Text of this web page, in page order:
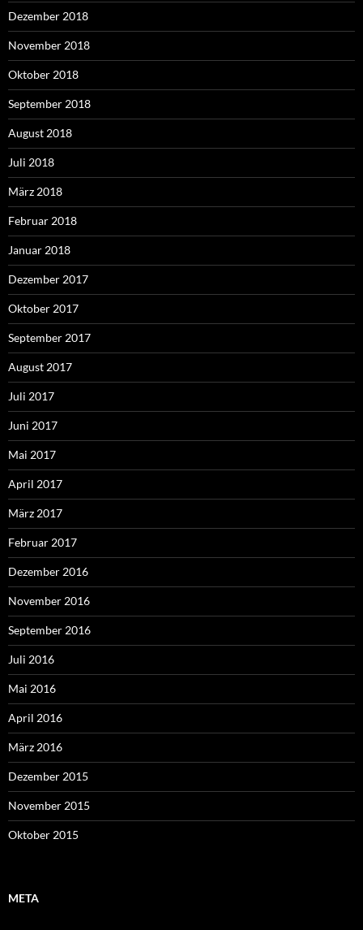
Dezember 2018
November 2018
Oktober 2018
September 2018
August 2018
Juli 2018
März 2018
Februar 2018
Januar 2018
Dezember 2017
Oktober 2017
September 2017
August 2017
Juli 2017
Juni 2017
Mai 2017
April 2017
März 2017
Februar 2017
Dezember 2016
November 2016
September 2016
Juli 2016
Mai 2016
April 2016
März 2016
Dezember 2015
November 2015
Oktober 2015
META